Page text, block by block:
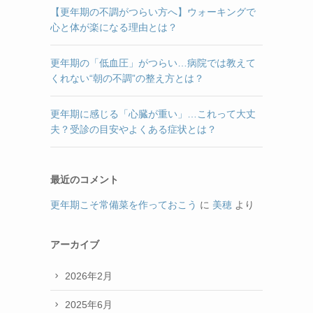
【更年期の不調がつらい方へ】ウォーキングで
心と体が楽になる理由とは？
更年期の「低血圧」がつらい…病院では教えて
くれない“朝の不調”の整え方とは？
更年期に感じる「心臓が重い」…これって大丈
夫？受診の目安やよくある症状とは？
最近のコメント
更年期こそ常備菜を作っておこう に 美穂 より
アーカイブ
2026年2月
2025年6月